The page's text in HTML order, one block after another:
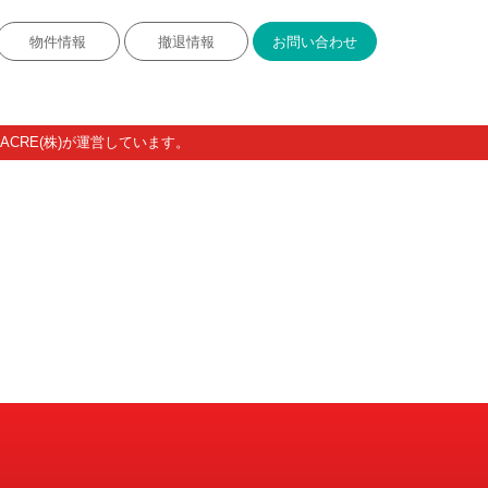
物件情報 撤退情報 お問い合わせ
株)が運営しています。